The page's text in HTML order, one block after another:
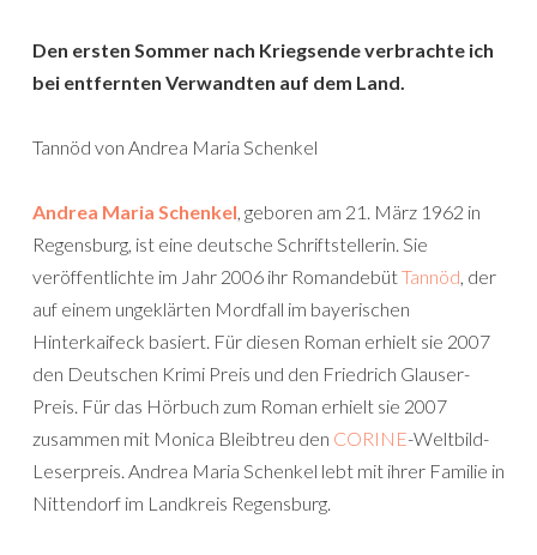
Den ersten Sommer nach Kriegsende verbrachte ich
bei entfernten Verwandten auf dem Land.
Tannöd von Andrea Maria Schenkel
Andrea Maria Schenkel, geboren am 21. März 1962 in
Regensburg, ist eine deutsche Schriftstellerin. Sie
veröffentlichte im Jahr 2006 ihr RomandebütTannöd, der
auf einem ungeklärten Mordfall im bayerischen
Hinterkaifeck basiert. Für diesen Roman erhielt sie 2007
den Deutschen Krimi Preis und den Friedrich Glauser-
Preis. Für das Hörbuch zum Roman erhielt sie 2007
zusammen mit Monica Bleibtreu den CORINE-Weltbild-
Leserpreis. Andrea Maria Schenkel lebt mit ihrer Familie in
Nittendorf im Landkreis Regensburg.